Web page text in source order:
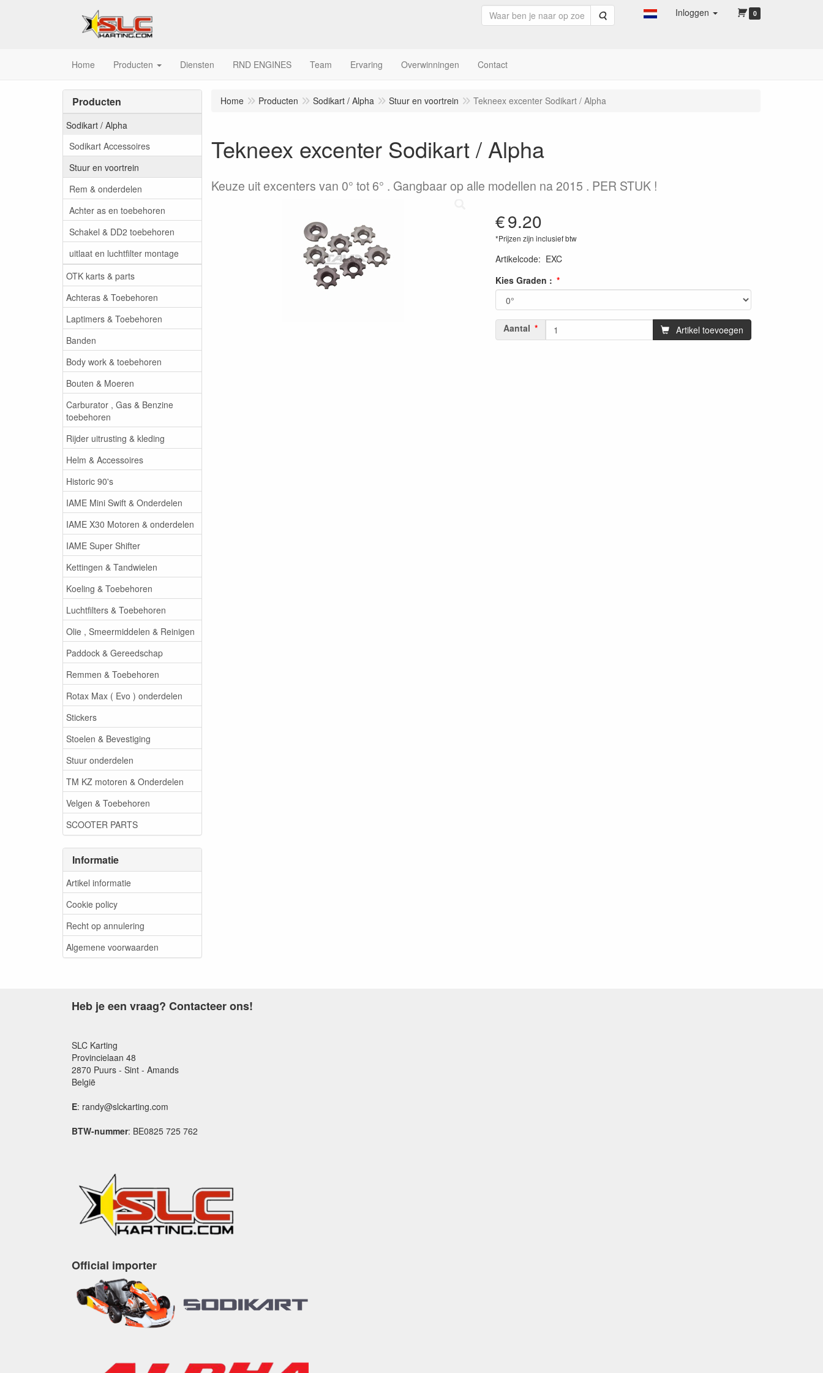
Zoeken Inloggen 0
Home Producten Diensten RND ENGINES Team Ervaring Overwinningen Contact
Producten
Sodikart / Alpha
Sodikart Accessoires
Stuur en voortrein
Rem & onderdelen
Achter as en toebehoren
Schakel & DD2 toebehoren
uitlaat en luchtfilter montage
OTK karts & parts
Achteras & Toebehoren
Laptimers & Toebehoren
Banden
Body work & toebehoren
Bouten & Moeren
Carburator , Gas & Benzine
toebehoren
Rijder uitrusting & kleding
Helm & Accessoires
Historic 90's
IAME Mini Swift & Onderdelen
IAME X30 Motoren & onderdelen
IAME Super Shifter
Kettingen & Tandwielen
Koeling & Toebehoren
Luchtfilters & Toebehoren
Olie , Smeermiddelen & Reinigen
Paddock & Gereedschap
Remmen & Toebehoren
Rotax Max ( Evo ) onderdelen
Stickers
Stoelen & Bevestiging
Stuur onderdelen
TM KZ motoren & Onderdelen
Velgen & Toebehoren
SCOOTER PARTS
Informatie
Artikel informatie
Cookie policy
Recht op annulering
Algemene voorwaarden
Home Producten Sodikart / Alpha Stuur en voortrein Tekneex excenter Sodikart / Alpha
Tekneex excenter Sodikart / Alpha
Keuze uit excenters van 0° tot 6° . Gangbaar op alle modellen na 2015 . PER STUK !
€9.20
*Prijzen zijn inclusief btw
Artikelcode: EXC
Kies Graden :
Aantal Artikel toevoegen
Heb je een vraag? Contacteer ons!
SLC Karting
Provincielaan 48
2870 Puurs - Sint - Amands
België
E: randy@slckarting.com
BTW-nummer: BE0825 725 762
Official importer